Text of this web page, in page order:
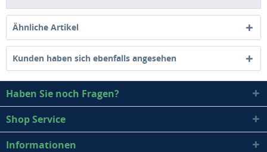
Ähnliche Artikel
Kunden haben sich ebenfalls angesehen
Haben Sie noch Fragen?
Shop Service
Informationen